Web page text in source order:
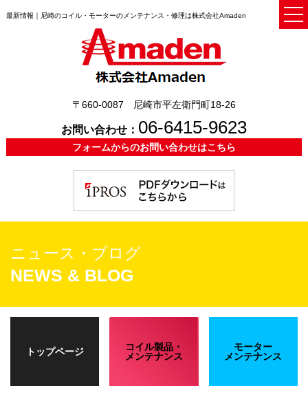
最新情報｜尼崎のコイル・モーターのメンテナンス・修理は株式会社Amaden
〒660-0087 尼崎市平左衛門町18-26
お問い合わせ： 06-6415-9623
フォームからのお問い合わせはこちら
ニュース・ブログ
NEWS & BLOG
トップページ
コイル製品・
メンテナンス
モーター
メンテナンス